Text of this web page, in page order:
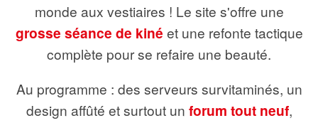
monde aux vestiaires ! Le site s'offre une
grosse séance de kiné et une refonte tactique
complète pour se refaire une beauté.
Au programme : des serveurs survitaminés, un
design affûté et surtout un forum tout neuf,